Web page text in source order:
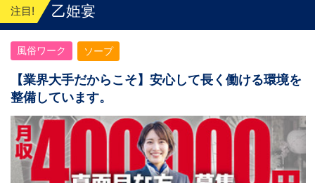
注目! 乙姫宴
風俗ワーク ソープ
【業界大手だからこそ】安心して長く働ける環境を
整備しています。